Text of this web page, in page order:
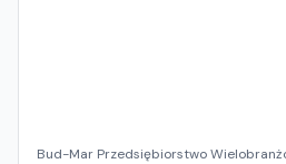
Bud-Mar Przedsiębiorstwo